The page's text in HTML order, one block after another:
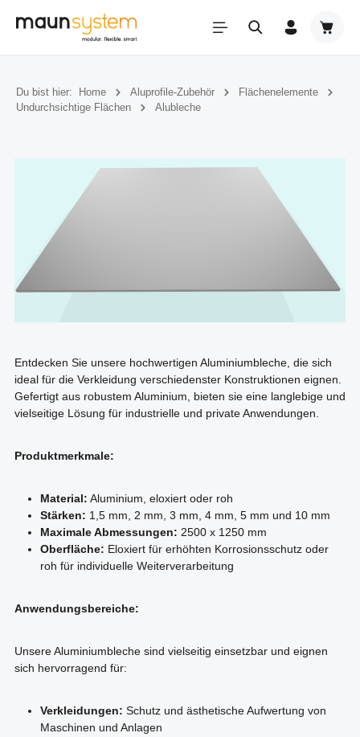
Zum Hauptinhalt springen
Du bist hier: Home Aluprofile-Zubehör
Flächenelemente
Undurchsichtige Flächen
Alubleche
Entdecken Sie unsere hochwertigen Aluminiumbleche, die sich
ideal für die Verkleidung verschiedenster Konstruktionen eignen.
Gefertigt aus robustem Aluminium, bieten sie eine langlebige und
vielseitige Lösung für industrielle und private Anwendungen.
Produktmerkmale:
Material: Aluminium, eloxiert oder roh
Stärken: 1,5 mm, 2 mm, 3 mm, 4 mm, 5 mm und 10 mm
Maximale Abmessungen: 2500 x 1250 mm
Oberfläche: Eloxiert für erhöhten Korrosionsschutz oder
roh für individuelle Weiterverarbeitung
Anwendungsbereiche:
Unsere Aluminiumbleche sind vielseitig einsetzbar und eignen
sich hervorragend für:
Verkleidungen: Schutz und ästhetische Aufwertung von
Maschinen und Anlagen